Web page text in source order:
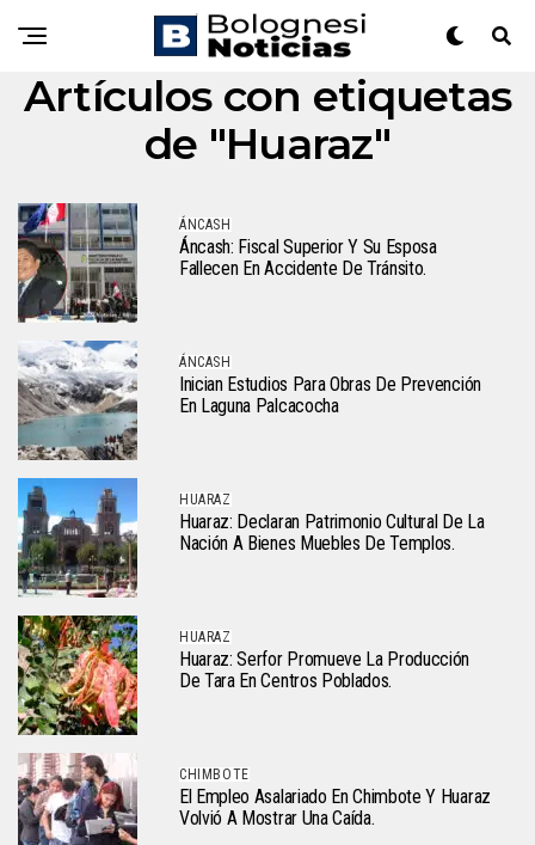
Artículos con etiquetas
de "Huaraz"
ÁNCASH
Áncash: Fiscal Superior Y Su Esposa
Fallecen En Accidente De Tránsito.
ÁNCASH
Inician Estudios Para Obras De Prevención
En Laguna Palcacocha
HUARAZ
Huaraz: Declaran Patrimonio Cultural De La
Nación A Bienes Muebles De Templos.
HUARAZ
Huaraz: Serfor Promueve La Producción
De Tara En Centros Poblados.
CHIMBOTE
El Empleo Asalariado En Chimbote Y Huaraz
Volvió A Mostrar Una Caída.